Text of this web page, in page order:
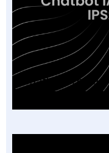
Chatbot IA para